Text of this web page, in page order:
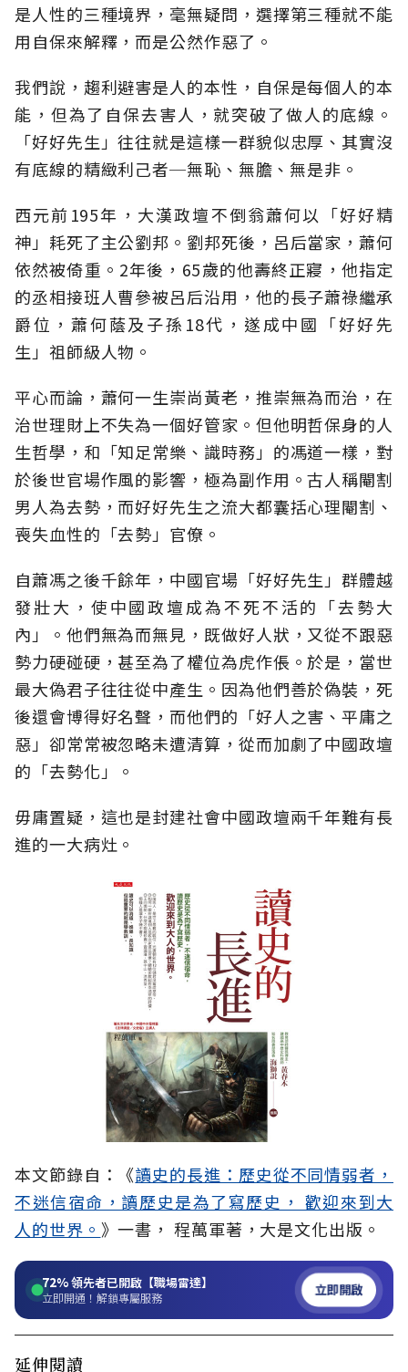
是人性的三種境界，毫無疑問，選擇第三種就不能
用自保來解釋，而是公然作惡了。
我們說，趨利避害是人的本性，自保是每個人的本
能，但為了自保去害人，就突破了做人的底線。
「好好先生」往往就是這樣一群貌似忠厚、其實沒
有底線的精緻利己者─無恥、無膽、無是非。
西元前195年，大漢政壇不倒翁蕭何以「好好精
神」耗死了主公劉邦。劉邦死後，呂后當家，蕭何
依然被倚重。2年後，65歲的他壽終正寢，他指定
的丞相接班人曹參被呂后沿用，他的長子蕭祿繼承
爵位，蕭何蔭及子孫18代，遂成中國「好好先
生」祖師級人物。
平心而論，蕭何一生崇尚黃老，推崇無為而治，在
治世理財上不失為一個好管家。但他明哲保身的人
生哲學，和「知足常樂、識時務」的馮道一樣，對
於後世官場作風的影響，極為副作用。古人稱閹割
男人為去勢，而好好先生之流大都囊括心理閹割、
喪失血性的「去勢」官僚。
自蕭馮之後千餘年，中國官場「好好先生」群體越
發壯大，使中國政壇成為不死不活的「去勢大
內」。他們無為而無見，既做好人狀，又從不跟惡
勢力硬碰硬，甚至為了權位為虎作倀。於是，當世
最大偽君子往往從中產生。因為他們善於偽裝，死
後還會博得好名聲，而他們的「好人之害、平庸之
惡」卻常常被忽略未遭清算，從而加劇了中國政壇
的「去勢化」。
毋庸置疑，這也是封建社會中國政壇兩千年難有長
進的一大病灶。
本文節錄自：《讀史的長進：歷史從不同情弱者，
不迷信宿命，讀歷史是為了寫歷史， 歡迎來到大
人的世界。 》一書， 程萬軍著，大是文化出版。
72%領先者已開啟【職場雷達】
立即開通！解鎖專屬服務 立即開啟
延伸閱讀